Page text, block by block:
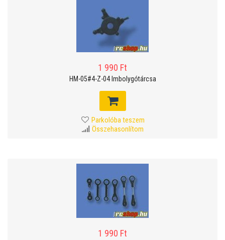
1 990 Ft
HM-05#4-Z-04 Imbolygótárcsa
Parkolóba teszem
Összehasonlítom
1 990 Ft